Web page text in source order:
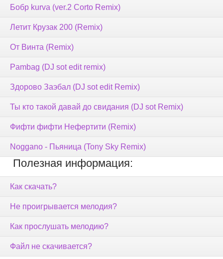
Бобр kurva (ver.2 Corto Remix)
Летит Крузак 200 (Remix)
От Винта (Remix)
Pambag (DJ sot edit remix)
Здорово Заэбал (DJ sot edit Remix)
Ты кто такой давай до свидания (DJ sot Remix)
Фифти фифти Нефертити (Remix)
Noggano - Пьяница (Tony Sky Remix)
Полезная информация:
Как скачать?
Не проигрывается мелодия?
Как прослушать мелодию?
Файл не скачивается?